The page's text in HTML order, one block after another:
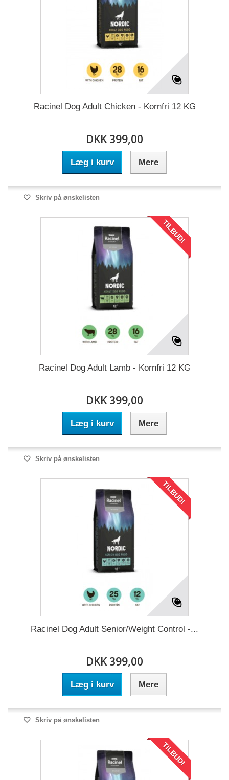
Racinel Dog Adult Chicken - Kornfri 12 KG
DKK 399,00
Læg i kurv Mere
Skriv på ønskelisten
TILBUD!
Racinel Dog Adult Lamb - Kornfri 12 KG
DKK 399,00
Læg i kurv Mere
Skriv på ønskelisten
TILBUD!
Racinel Dog Adult Senior/Weight Control -...
DKK 399,00
Læg i kurv Mere
Skriv på ønskelisten
TILBUD!